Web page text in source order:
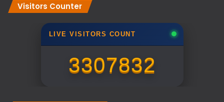
Visitors Counter
LIVE VISITORS COUNT
3307832